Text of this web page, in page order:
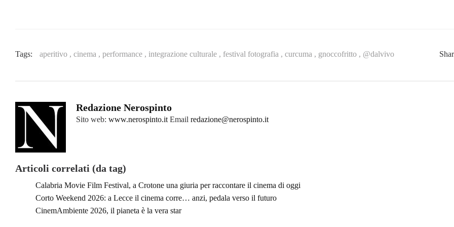
Tags: aperitivo , cinema , performance , integrazione culturale , festival fotografia , curcuma , gnoccofritto , @dalvivo
Redazione Nerospinto
Sito web: www.nerospinto.it Email redazione@nerospinto.it
Articoli correlati (da tag)
Calabria Movie Film Festival, a Crotone una giuria per raccontare il cinema di oggi
Corto Weekend 2026: a Lecce il cinema corre… anzi, pedala verso il futuro
CinemAmbiente 2026, il pianeta è la vera star